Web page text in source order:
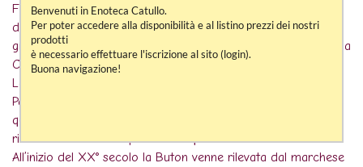
Fin dal 1830 essa ebbe sede in città, in viale Pietramellara,
dove si diede inizio alla produzione di liquori e distillati di
grande successo, come il famoso Cognac, la Crema Cacao, la
Coca Buton e l’Amaro Felsina.
La Buton partecipa nel 1900 all'Esposizione Universale di
Parigi con un fastoso chiosco in stile liberty. In
quell’occasione viene premiata con medaglia d'oro, massimo
riconoscimento nella patria dei liquori.
All’inizio del XX° secolo la Buton venne rilevata dal marchese
Benvenuti in Enoteca Catullo.
Per poter accedere alla disponibilità e al listino prezzi dei nostri
prodotti
è necessario effettuare l'iscrizione al sito (login).
Buona navigazione!